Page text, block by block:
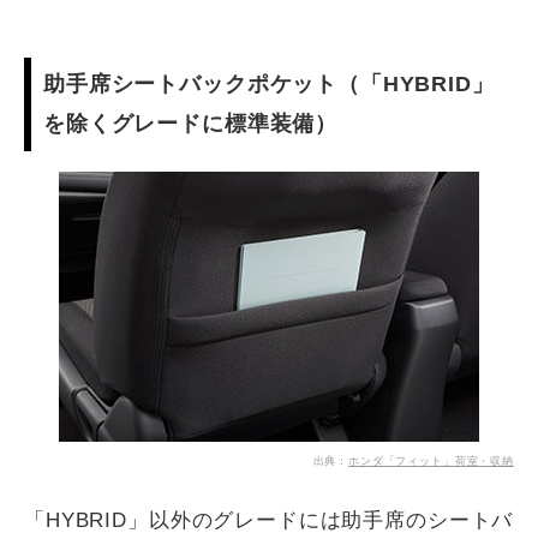
助手席シートバックポケット（「HYBRID」
を除くグレードに標準装備）
出典： ホンダ「フィット」荷室・収納
「HYBRID」以外のグレードには助手席のシートバ